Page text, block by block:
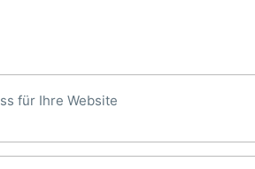
für Ihre Website